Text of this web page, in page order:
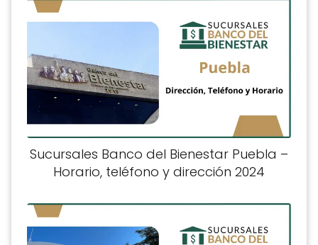
Sucursales Banco del Bienestar Puebla –
Horario, teléfono y dirección 2024